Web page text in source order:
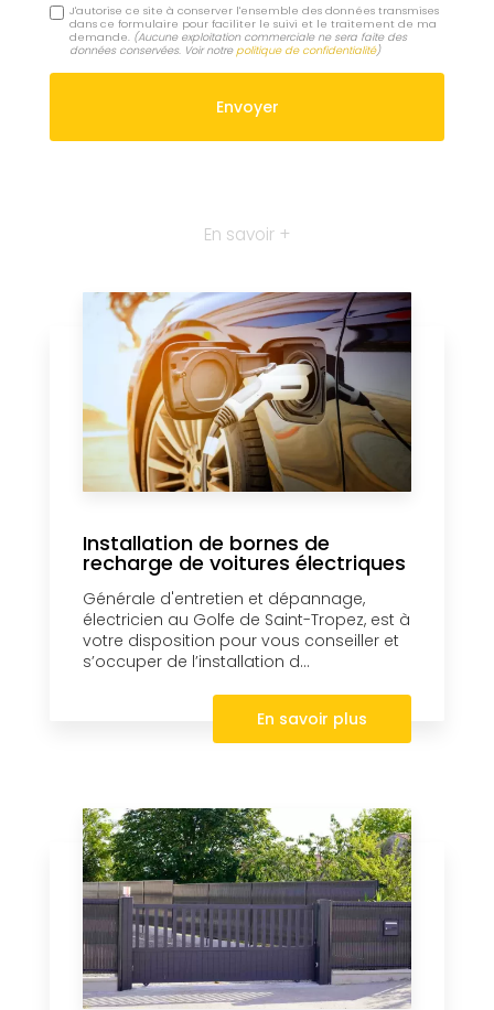
J'autorise ce site à conserver l'ensemble des données transmises
dans ce formulaire pour faciliter le suivi et le traitement de ma
demande. (Aucune exploitation commerciale ne sera faite des
données conservées. Voir notrepolitique de confidentialité)
En savoir +
Installation de bornes de
recharge de voitures électriques
Générale d'entretien et dépannage,
électricien au Golfe de Saint-Tropez, est à
votre disposition pour vous conseiller et
s’occuper de l’installation d...
En savoir plus